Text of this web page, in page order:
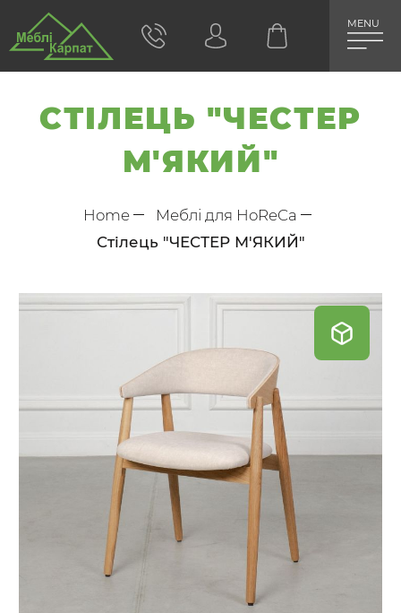
MENU
СТІЛЕЦЬ "ЧЕСТЕР
М'ЯКИЙ"
Home
Меблі для HoReCa
Стілець "ЧЕСТЕР М'ЯКИЙ"
Skip
the
gallery